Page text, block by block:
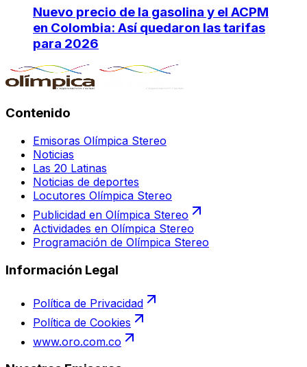
Nuevo precio de la gasolina y el ACPM
en Colombia: Así quedaron las tarifas
para 2026
Contenido
Emisoras Olímpica Stereo
Noticias
Las 20 Latinas
Noticias de deportes
Locutores Olímpica Stereo
Publicidad en Olímpica Stereo
Actividades en Olímpica Stereo
Programación de Olímpica Stereo
Información Legal
Política de Privacidad
Política de Cookies
www.oro.com.co